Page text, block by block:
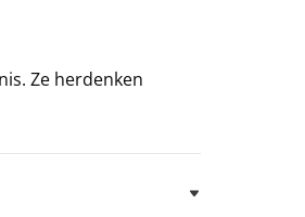
Ze herdenken